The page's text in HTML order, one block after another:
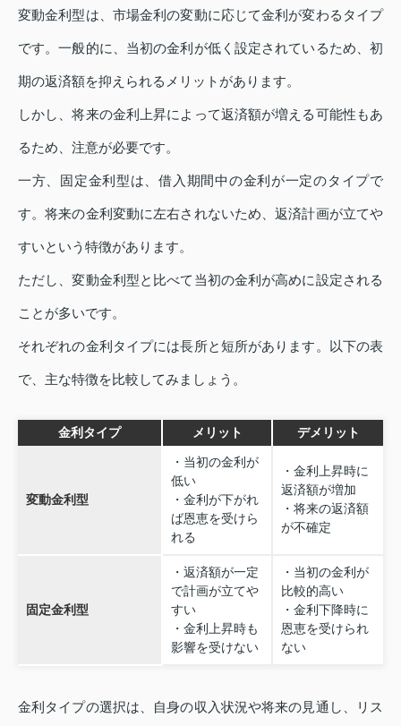
変動金利型は、市場金利の変動に応じて金利が変わるタイプ
です。一般的に、当初の金利が低く設定されているため、初
期の返済額を抑えられるメリットがあります。
しかし、将来の金利上昇によって返済額が増える可能性もあ
るため、注意が必要です。
一方、固定金利型は、借入期間中の金利が一定のタイプで
す。将来の金利変動に左右されないため、返済計画が立てや
すいという特徴があります。
ただし、変動金利型と比べて当初の金利が高めに設定される
ことが多いです。
それぞれの金利タイプには長所と短所があります。以下の表
で、主な特徴を比較してみましょう。
金利タイプ メリット デメリット
変動金利型
・当初の金利が
低い
・金利が下がれ
ば恩恵を受けら
れる
・金利上昇時に
返済額が増加
・将来の返済額
が不確定
固定金利型
・返済額が一定
で計画が立てや
すい
・金利上昇時も
影響を受けない
・当初の金利が
比較的高い
・金利下降時に
恩恵を受けられ
ない
金利タイプの選択は、自身の収入状況や将来の見通し、リス